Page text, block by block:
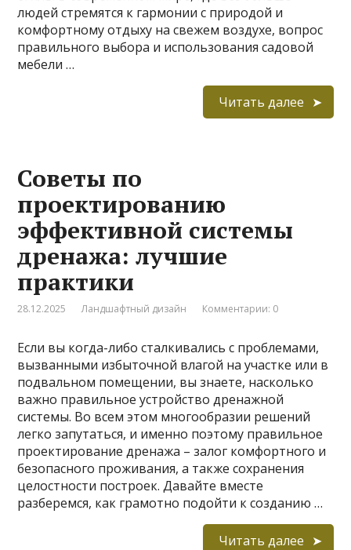
людей стремятся к гармонии с природой и
комфортному отдыху на свежем воздухе, вопрос
правильного выбора и использования садовой
мебели …
Читать далее
Советы по
проектированию
эффективной системы
дренажа: лучшие
практики
28.12.2025 Ландшафтный дизайн Комментарии: 0
Если вы когда-либо сталкивались с проблемами,
вызванными избыточной влагой на участке или в
подвальном помещении, вы знаете, насколько
важно правильное устройство дренажной
системы. Во всем этом многообразии решений
легко запутаться, и именно поэтому правильное
проектирование дренажа – залог комфортного и
безопасного проживания, а также сохранения
целостности построек. Давайте вместе
разберемся, как грамотно подойти к созданию …
Читать далее